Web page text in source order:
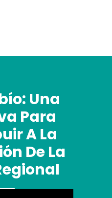
Una
Para
A La
De La